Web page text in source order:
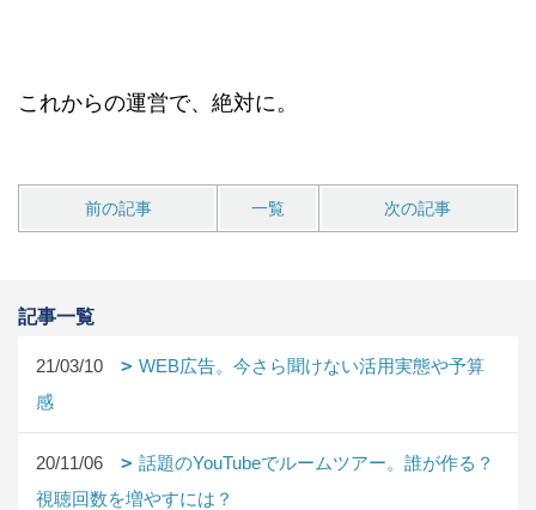
これからの運営で、絶対に。
前の記事 一覧 次の記事
記事一覧
21/03/10
WEB広告。今さら聞けない活用実態や予算
感
20/11/06
話題のYouTubeでルームツアー。誰が作る？
視聴回数を増やすには？